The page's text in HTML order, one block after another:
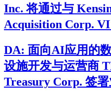
Inc. 将通过与
Acquisition Corp.
DA: 面向AI应用的
设施开发与运营商
Treasury Corp. 签